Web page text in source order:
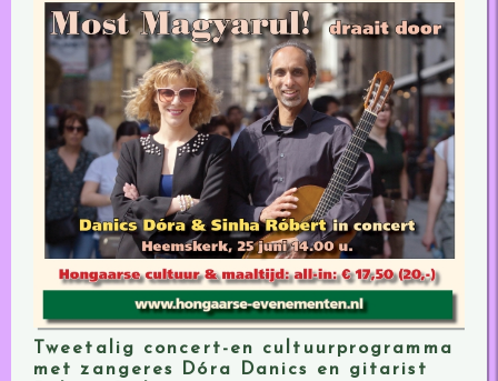
Tweetalig concert-en cultuurprogramma
met zangeres Dóra Danics en gitarist